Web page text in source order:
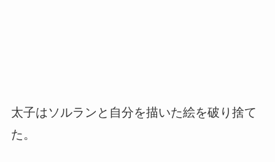
太子はソルランと自分を描いた絵を破り捨て
た。